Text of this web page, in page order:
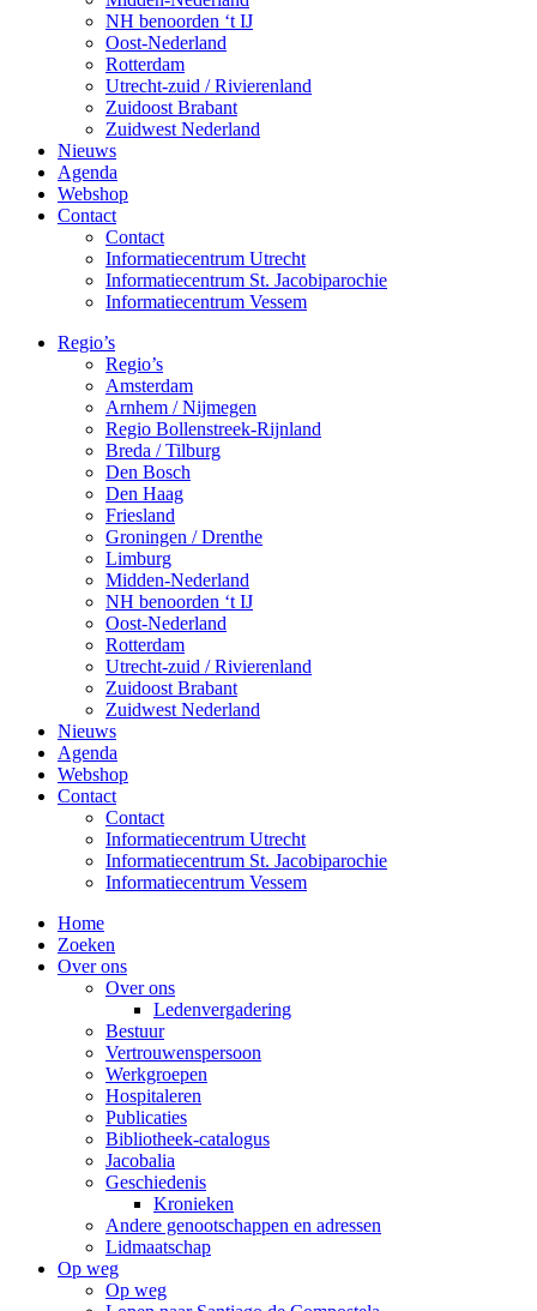
NH benoorden ‘t IJ
Oost-Nederland
Rotterdam
Utrecht-zuid / Rivierenland
Zuidoost Brabant
Zuidwest Nederland
Nieuws
Agenda
Webshop
Contact
Contact
Informatiecentrum Utrecht
Informatiecentrum St. Jacobiparochie
Informatiecentrum Vessem
Regio’s
Regio’s
Amsterdam
Arnhem / Nijmegen
Regio Bollenstreek-Rijnland
Breda / Tilburg
Den Bosch
Den Haag
Friesland
Groningen / Drenthe
Limburg
Midden-Nederland
NH benoorden ‘t IJ
Oost-Nederland
Rotterdam
Utrecht-zuid / Rivierenland
Zuidoost Brabant
Zuidwest Nederland
Nieuws
Agenda
Webshop
Contact
Contact
Informatiecentrum Utrecht
Informatiecentrum St. Jacobiparochie
Informatiecentrum Vessem
Home
Zoeken
Over ons
Over ons
Ledenvergadering
Bestuur
Vertrouwenspersoon
Werkgroepen
Hospitaleren
Publicaties
Bibliotheek-catalogus
Jacobalia
Geschiedenis
Kronieken
Andere genootschappen en adressen
Lidmaatschap
Op weg
Op weg